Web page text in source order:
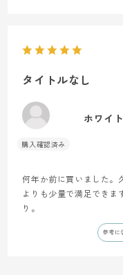
タイトルなし
ホワイ
何年か前に買いました。
よりも少量で満足できま
り。
参考に